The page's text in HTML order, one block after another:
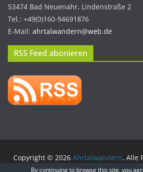
53474 Bad Neuenahr, Lindenstraße 2
Tel.: +49(0)160-94691876
E-Mail: ahrtalwandern@web.de
RSS Feed abonieren
Copyright © 2026 Ahrtalwandern. Alle
Theme:ColorMagvon ThemeGrill.
By continuing to browse this site, you